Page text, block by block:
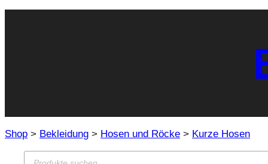
Shop Bekleidung Hosen und Röcke Kurze Hosen
Products